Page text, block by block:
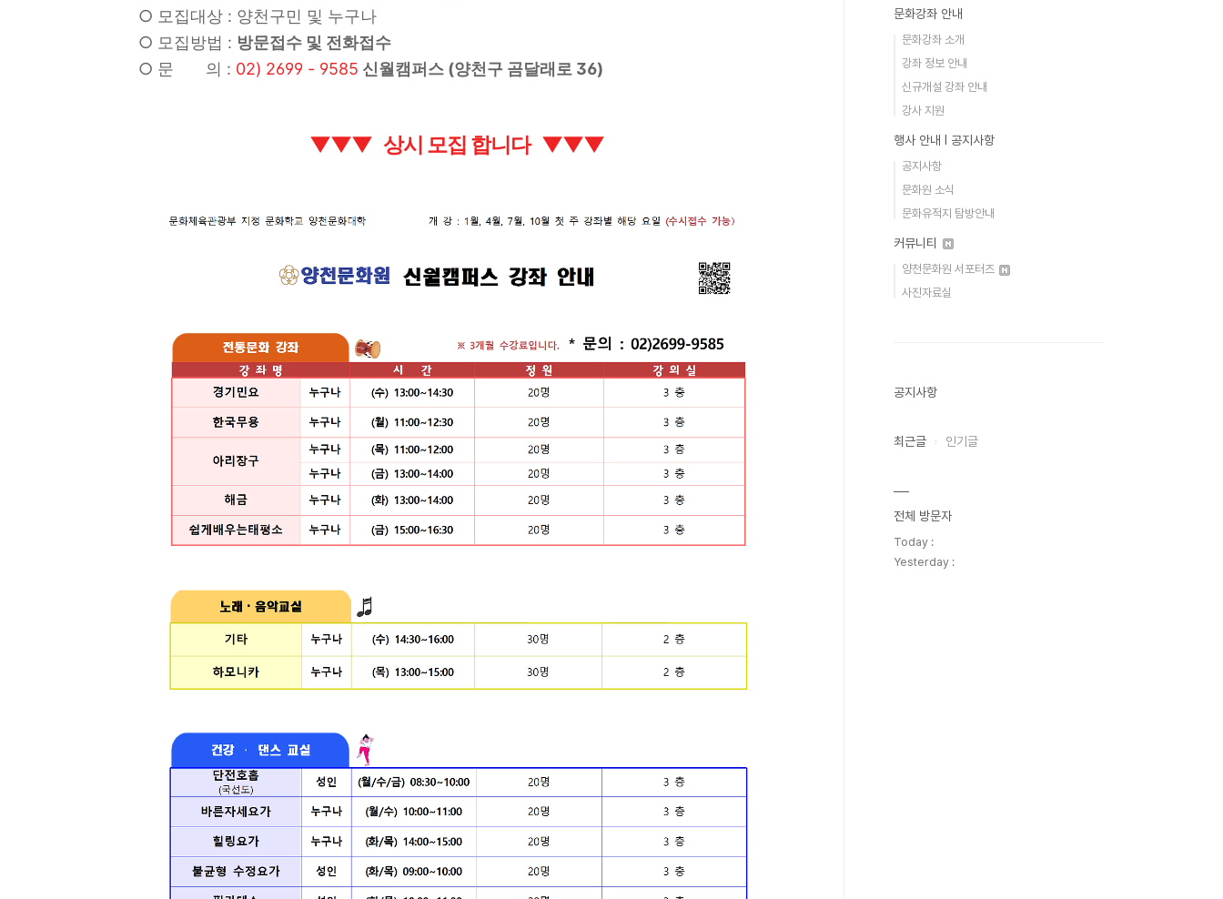
○ 모집대상 : 양천구민 및 누구나
○ 모집방법 : 방문접수 및 전화접수
○ 문 의 : 02) 2699 - 9585 신월캠퍼스 (양천구 곰달래로 36)
▼▼▼ 상시 모집 합니다 ▼▼▼
문화강좌 안내
문화강좌 소개
강좌 정보 안내
신규개설 강좌 안내
강사 지원
행사 안내 Ι 공지사항
공지사항
문화원 소식
문화유적지 탐방안내
커뮤니티
양천문화원 서포터즈
사진자료실
공지사항
최근글 인기글
전체 방문자
Today :
Yesterday :